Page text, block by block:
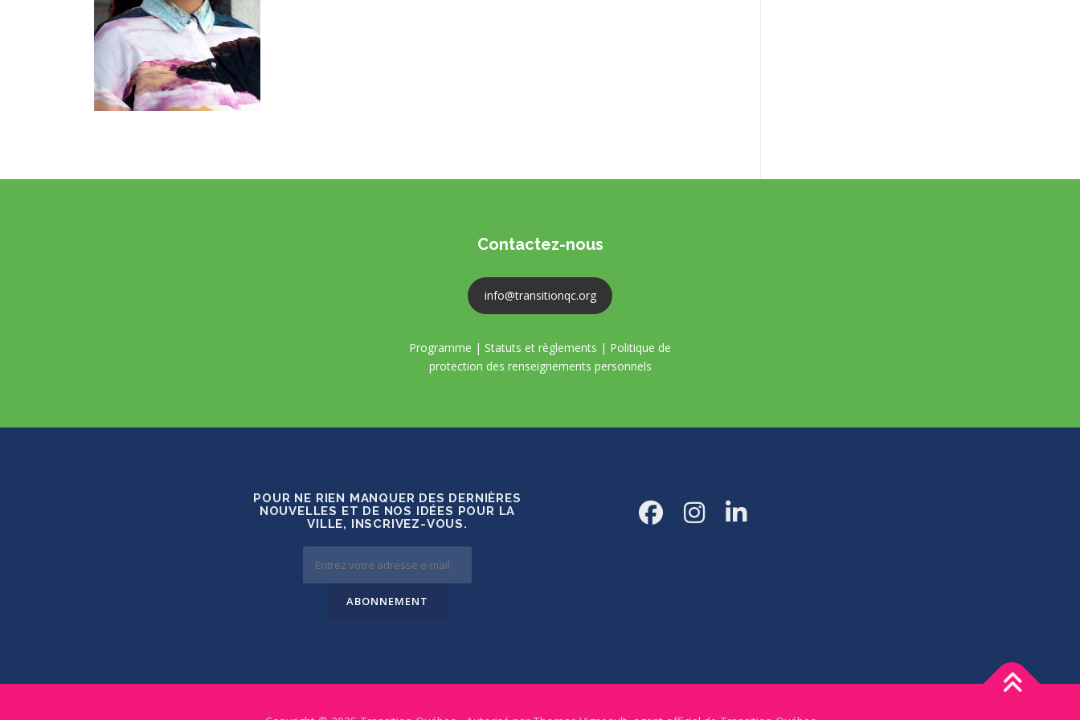
Contactez-nous
info@transitionqc.org
Programme | Statuts et règlements | Politique de
protection des renseignements personnels
POUR NE RIEN MANQUER DES DERNIÈRES
NOUVELLES ET DE NOS IDÉES POUR LA
VILLE, INSCRIVEZ-VOUS.